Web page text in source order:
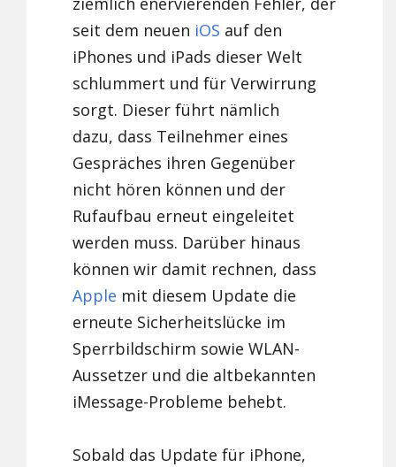
seit dem neuen iOS auf den
iPhones und iPads dieser Welt
schlummert und für Verwirrung
sorgt. Dieser führt nämlich
dazu, dass Teilnehmer eines
Gespräches ihren Gegenüber
nicht hören können und der
Rufaufbau erneut eingeleitet
werden muss. Darüber hinaus
können wir damit rechnen, dass
Apple mit diesem Update die
erneute Sicherheitslücke im
Sperrbildschirm sowie WLAN-
Aussetzer und die altbekannten
iMessage-Probleme behebt.
Sobald das Update für iPhone,